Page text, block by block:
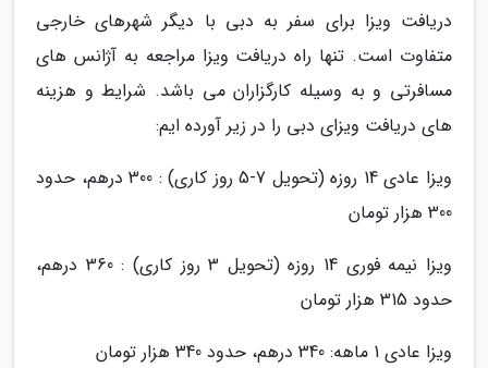
دریافت ویزا برای سفر به دبی با دیگر شهرهای خارجی
متفاوت است. تنها راه دریافت ویزا مراجعه به آژانس های
مسافرتی و به وسیله کارگزاران می باشد. شرایط و هزینه
های دریافت ویزای دبی را در زیر آورده ایم:
ویزا عادی 14 روزه (تحویل 7-5 روز کاری) : 300 درهم، حدود
300 هزار تومان
ویزا نیمه فوری 14 روزه (تحویل 3 روز کاری) : 360 درهم،
حدود 315 هزار تومان
ویزا عادی 1 ماهه: 340 درهم، حدود 340 هزار تومان